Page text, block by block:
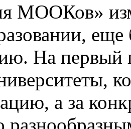
МООКов»
еще
На первый
а за